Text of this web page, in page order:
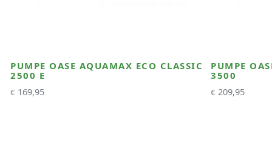
PUMPE OASE AQUAMAX ECO CLASSIC
2500 E
€ 169,95
PUMPE
3500
€ 209,95